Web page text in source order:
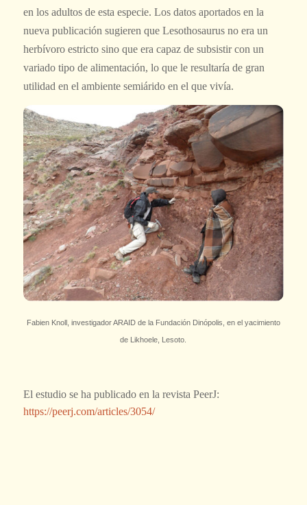
en los adultos de esta especie. Los datos aportados en la
nueva publicación sugieren que Lesothosaurusno era un
herbívoro estricto sino que era capaz de subsistir con un
variado tipo de alimentación, lo que le resultaría de gran
utilidad en el ambiente semiárido en el que vivía.
Fabien Knoll, investigador ARAID de la Fundación Dinópolis, en el yacimiento
de Likhoele, Lesoto.
El estudio se ha publicado en la revista PeerJ:
https://peerj.com/articles/3054/